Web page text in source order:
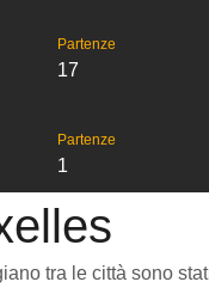
Partenze
17
Partenze
1
tra le città sono